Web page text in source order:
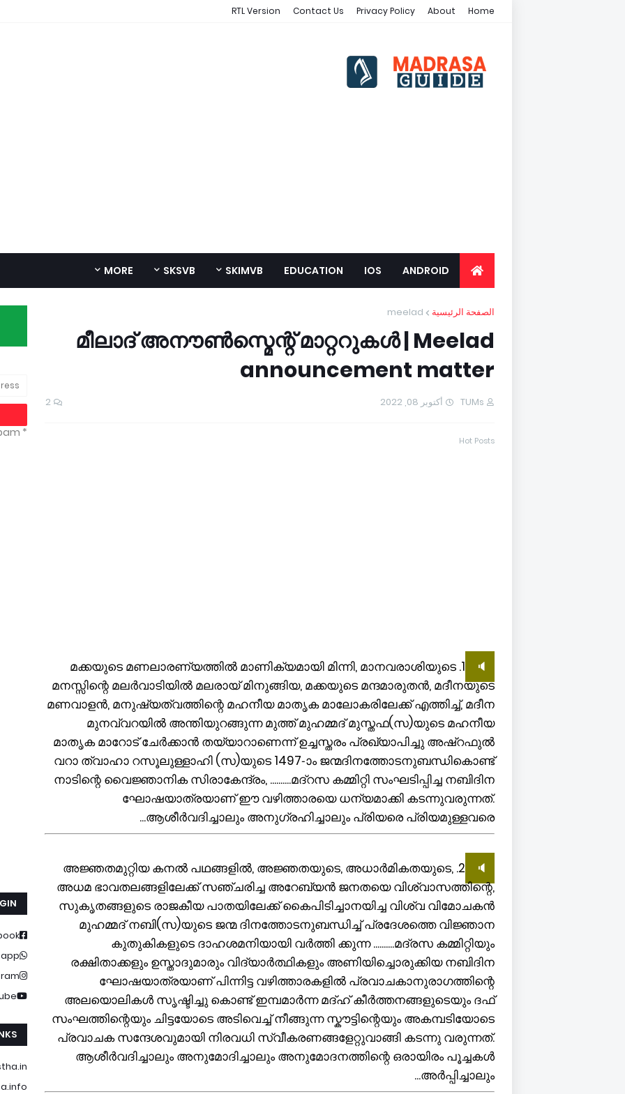
Home
About
Privacy Policy
Contact Us
RTL Version
ANDROID
IOS
EDUCATION
SKIMVB
SKSVB
MORE
الصفحة الرئيسية meelad
മീലാദ് അനൗൺസ്മെന്റ് മാറ്ററുകൾ | Meelad
announcement matter
TUMs أكتوبر 08, 2022 2
Hot Posts
🔈
1. മക്കയുടെ മണലാരണ്യത്തിൽ മാണിക്യമായി മിന്നി, മാനവരാശിയുടെ
മനസ്സിന്റെ മലർവാടിയിൽ മലരായ് മിനുങ്ങിയ, മക്കയുടെ മന്ദമാരുതൻ, മദീനയുടെ
മണവാളൻ, മനുഷ്യത്വത്തിന്റെ മഹനീയ മാതൃക മാലോകരിലേക്ക് എത്തിച്ച്, മദീന
മുനവ്വറയിൽ അന്തിയുറങ്ങുന്ന മുത്ത് മുഹമ്മദ് മുസ്തഫ(സ)യുടെ മഹനീയ
മാതൃക മാറോട് ചേർക്കാൻ തയ്യാറാണെന്ന് ഉച്ചസ്തരം പ്രഖ്യാപിച്ചു അഷ്റഫുൽ
വറാ ത്വാഹാ റസൂലുള്ളാഹി (സ)യുടെ 1497-ാം ജന്മദിനത്തോടനുബന്ധികൊണ്ട്
നാടിന്റെ വൈജ്ഞാനിക സിരാകേന്ദ്രം, ..........മദ്റസ കമ്മിറ്റി സംഘടിപ്പിച്ച നബിദിന
ഘോഷയാത്രയാണ് ഈ വഴിത്താരയെ ധന്യമാക്കി കടന്നുവരുന്നത്.
ആശീർവദിച്ചാലും അനുഗ്രഹിച്ചാലും പ്രിയരെ പ്രിയമുള്ളവരെ...
🔈
2. അജ്ഞതമുറ്റിയ കനൽ പഥങ്ങളിൽ, അജ്ഞതയുടെ, അധാർമികതയുടെ,
അധമ ഭാവതലങ്ങളിലേക്ക് സഞ്ചരിച്ച അറേബ്യൻ ജനതയെ വിശ്വാസത്തിന്റെ,
സുകൃതങ്ങളുടെ രാജകീയ പാതയിലേക്ക് കൈപിടിച്ചാനയിച്ച വിശ്വ വിമോചകൻ
മുഹമ്മദ് നബി(സ)യുടെ ജന്മ ദിനത്തോടനുബന്ധിച്ച് പ്രദേശത്തെ വിജ്ഞാന
കുതുകികളുടെ ദാഹശമനിയായി വർത്തി ക്കുന്ന ..........മദ്രസ കമ്മിറ്റിയും
രക്ഷിതാക്കളും ഉസ്താദുമാരും വിദ്യാർത്ഥികളും അണിയിച്ചൊരുക്കിയ നബിദിന
ഘോഷയാത്രയാണ് പിന്നിട്ട വഴിത്താരകളിൽ പ്രവാചകാനുരാഗത്തിന്റെ
അലയൊലികൾ സൃഷ്ടിച്ചു കൊണ്ട് ഇമ്പമാർന്ന മദ്ഹ് കീർത്തനങ്ങളുടെയും ദഫ്
സംഘത്തിന്റെയും ചിട്ടയോടെ അടിവെച്ച് നീങ്ങുന്ന സ്കൗട്ടിന്റെയും അകമ്പടിയോടെ
പ്രവാചക സന്ദേശവുമായി നിരവധി സ്വീകരണങ്ങളേറ്റുവാങ്ങി കടന്നു വരുന്നത്.
ആശീർവദിച്ചാലും അനുമോദിച്ചാലും അനുമോദനത്തിന്റെ ഒരായിരം പൂച്ചകൾ
അർപ്പിച്ചാലും...
* We promise that we don't spam !